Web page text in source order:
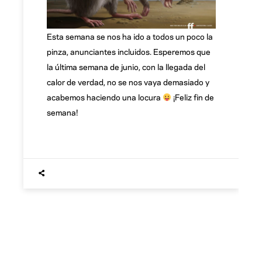
Esta semana se nos ha ido a todos un poco la
pinza, anunciantes incluidos. Esperemos que
la última semana de junio, con la llegada del
calor de verdad, no se nos vaya demasiado y
acabemos haciendo una locura
¡Feliz fin de
semana!